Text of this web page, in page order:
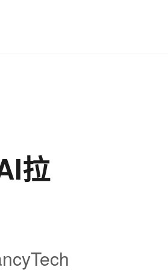
拉